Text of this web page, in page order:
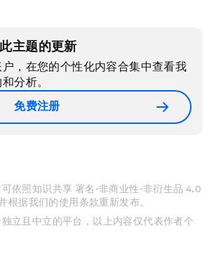
主题的更新
，在您的个性化内容合集中查看我
分析。
免费注册
依照知识共享 署名-非商业性-非衍生品 4.0
根据我们的使用条款重新发布。
立且中立的平台，以上内容仅代表作者个